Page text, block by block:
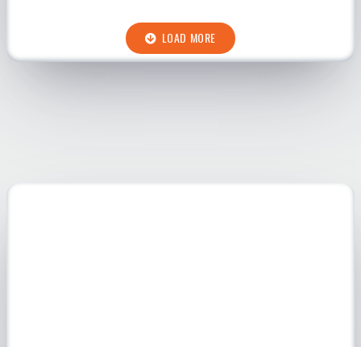
LOAD MORE